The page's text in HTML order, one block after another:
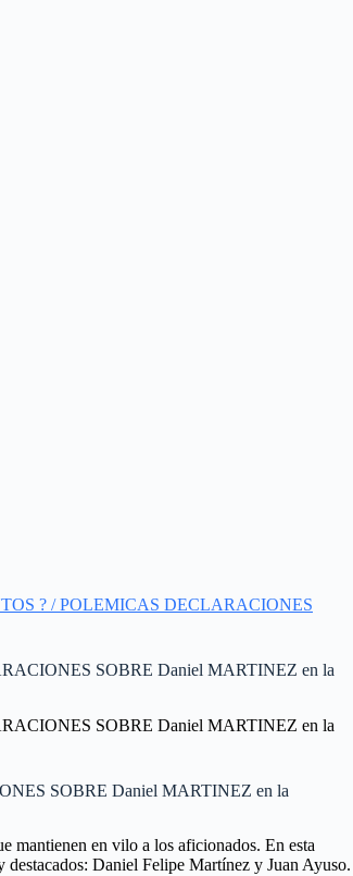
? / POLEMICAS DECLARACIONES
SOBRE Daniel MARTINEZ en la
SOBRE Daniel MARTINEZ en la
SOBRE Daniel MARTINEZ en la
mantienen en vilo a los aficionados. En esta
Daniel Felipe Martínez y Juan Ayuso.